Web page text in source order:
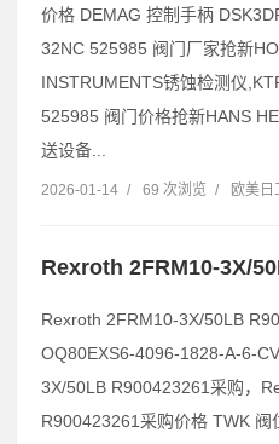
价格 DEMAG 控制手柄
32NC 525985 阀门厂家抢新
INSTRUMENTS锈蚀检测仪
525985 阀门价格抢新HANS
送设备...
2026-01-14 / 69 次浏览 / 欧美日
Rexroth 2FRM10-3X/
Rexroth 2FRM10-3X/50LB
OQ80EXS6-4096-1828-A-6-
3X/50LB R900423261采购，
R900423261采购价格 TWK 阀